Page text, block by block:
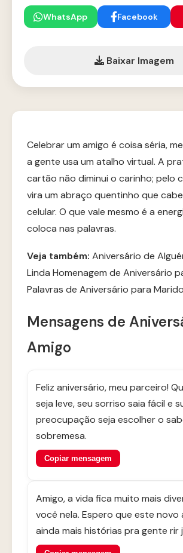
WhatsApp Facebook
Baixar Imagem
Celebrar um amigo é coisa séria,
a gente usa um atalho virtual. A
cartão não diminui o carinho; pelo
vira um abraço quentinho que
celular. O que vale mesmo é a
coloca nas palavras.
Veja também: Aniversário de
Linda Homenagem de Aniversário
Palavras de Aniversário para Marido
Mensagens de
Amigo
Feliz aniversário, meu parceiro!
seja leve, seu sorriso saia fácil e
preocupação seja escolher o
sobremesa.
Copiar mensagem
Amigo, a vida fica muito mais
você nela. Espero que este novo
ainda mais histórias pra gente rir